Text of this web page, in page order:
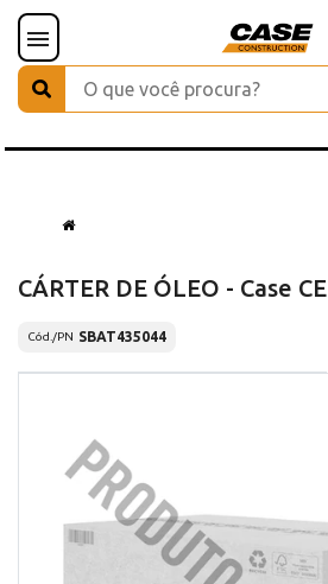
CÁRTER DE ÓLEO - Case CE
Cód./PN SBAT435044